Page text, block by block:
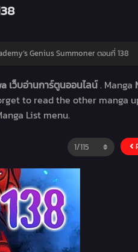
Genius Summoner ตอนที่ 138
เว็บอ่านการ์ตูนออนไลน์. Manga
to read the other manga
List menu.